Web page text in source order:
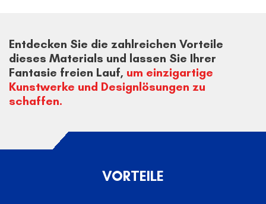
Entdecken Sie die zahlreichen Vorteile
dieses Materials und lassen Sie Ihrer
Fantasie freien Lauf, um einzigartige
Kunstwerke und Designlösungen zu
schaffen.
VORTEILE